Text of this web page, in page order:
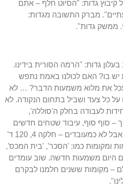
קיבוץ גדות: "הסיוט חלף – אתם
". מברק התשובה מגדות:
. ממשק גדות".
גדות: "הרמה הסורית בידינו.
בו? האם לכולנו באמת נתפש
את מלוא משמעות הדבר? … לא
על כל צעד ושביל בתחום הנקודה. לא
לעבודה בחלק ה'סוללה',
– סוף סוף, עיבוד שטחים חדשים
אבל לא כמעובדים – חלקה ד'
ומקומות כמו: 'הסכר', 'בית המכס',
היום משמעות חדשה. שוב עומדים
– מקומות ששנים חלמנו לבקרם
".